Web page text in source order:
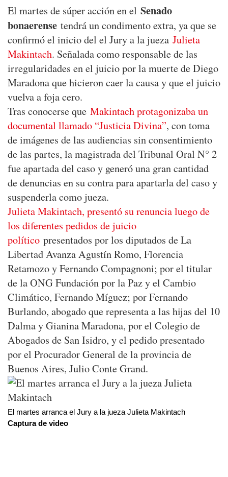
El martes de súper acción en el Senado
bonaerense tendrá un condimento extra, ya que se
confirmó el inicio del el Jury a la jueza Julieta
Makintach. Señalada como responsable de las
irregularidades en el juicio por la muerte de Diego
Maradona que hicieron caer la causa y que el juicio
vuelva a foja cero.
Tras conocerse que Makintach protagonizaba un
documental llamado “Justicia Divina”, con toma
de imágenes de las audiencias sin consentimiento
de las partes, la magistrada del Tribunal Oral N° 2
fue apartada del caso y generó una gran cantidad
de denuncias en su contra para apartarla del caso y
suspenderla como jueza.
Julieta Makintach, presentó su renuncia luego de
los diferentes pedidos de juicio
político presentados por los diputados de La
Libertad Avanza Agustín Romo, Florencia
Retamozo y Fernando Compagnoni; por el titular
de la ONG Fundación por la Paz y el Cambio
Climático, Fernando Míguez; por Fernando
Burlando, abogado que representa a las hijas del 10
Dalma y Gianina Maradona, por el Colegio de
Abogados de San Isidro, y el pedido presentado
por el Procurador General de la provincia de
Buenos Aires, Julio Conte Grand.
El martes arranca el Jury a la jueza Julieta Makintach
Captura de video